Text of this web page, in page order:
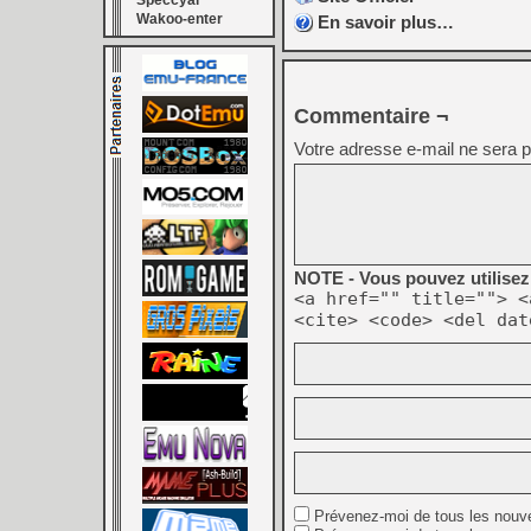
Wakoo-enter
En savoir plus…
Commentaire ¬
Votre adresse e-mail ne sera
NOTE - Vous pouvez
<a href="" title="">
<cite> <code> <del
Prévenez-moi de tous les